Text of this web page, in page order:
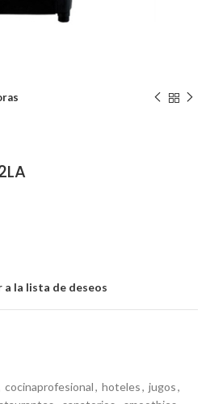
a la lista de deseos
cocinaprofesional, hoteles, jugos,